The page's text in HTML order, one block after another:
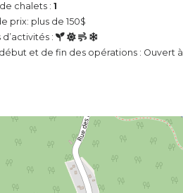
chalets : 1
prix: plus de 150$
:
et de fin des opérations : Ouvert à